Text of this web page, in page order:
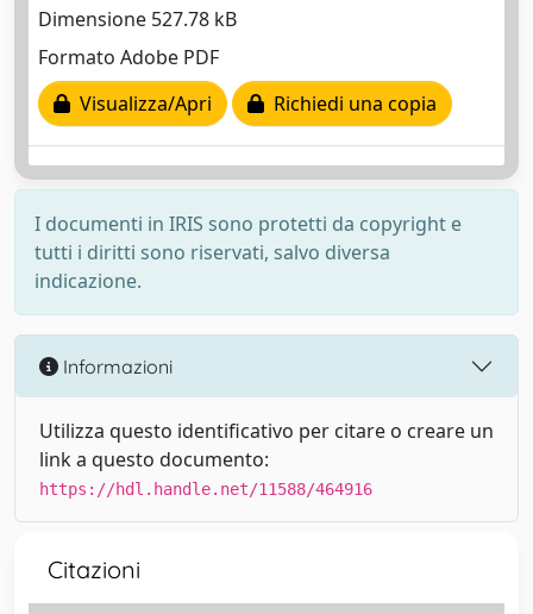
Dimensione 527.78 kB
Formato Adobe PDF
Visualizza/Apri
Richiedi una copia
I documenti in IRIS sono protetti da copyright e
tutti i diritti sono riservati, salvo diversa
indicazione.
Informazioni
Utilizza questo identificativo per citare o creare un
link a questo documento:
https://hdl.handle.net/11588/464916
Citazioni